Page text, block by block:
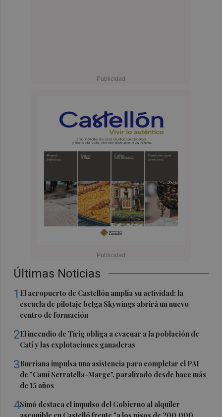
Últimas Noticias
1 El aeropuerto de Castellón amplía su actividad: la
escuela de pilotaje belga Skywings abrirá un nuevo
centro de formación
2El incendio de Tírig obliga a evacuar a la población de
Catí y las explotaciones ganaderas
3Burriana impulsa una asistencia para completar el PAI
de "Camí Serratella-Marge", paralizado desde hace más
de 15 años
4Simó destaca el impulso del Gobierno al alquiler